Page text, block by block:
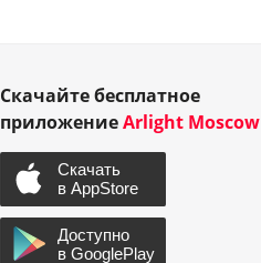
Скачайте бесплатное
приложениеArlight Moscow